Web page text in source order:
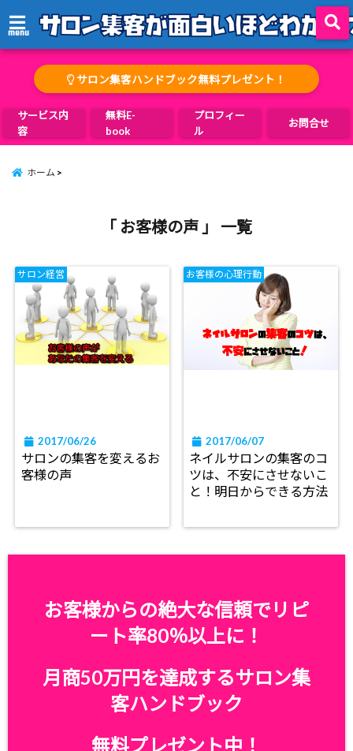
menu
サロン集客ハンドブック無料プレゼント！
サービス内
容
無料E-
book
プロフィー
ル
お問合せ
ホーム
「 お客様の声 」 一覧
サロン経営
2017/06/26
サロンの集客を変えるお
客様の声
お客様の心理行動
2017/06/07
ネイルサロンの集客のコ
ツは、不安にさせないこ
と！明日からできる方法
お客様からの絶大な信頼でリピ
ート率80％以上に！
月商50万円を達成するサロン集
客ハンドブック
無料プレゼント中！